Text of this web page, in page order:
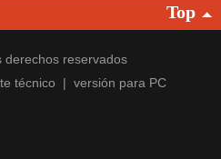
Top
derechos reservados
técnico
| versión para PC